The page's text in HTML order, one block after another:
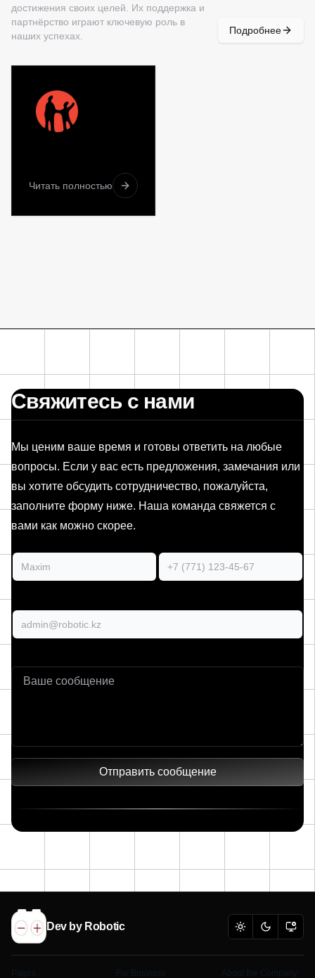
достижения своих целей. Их поддержка и
партнёрство играют ключевую роль в
наших успехах.
Подробнее
Читать полностью
Свяжитесь с нами
Мы ценим ваше время и готовы ответить на любые
вопросы. Если у вас есть предложения, замечания или
вы хотите обсудить сотрудничество, пожалуйста,
заполните форму ниже. Наша команда свяжется с
вами как можно скорее.
Отправить сообщение
Dev by Robotic
Pages For Business About the Company